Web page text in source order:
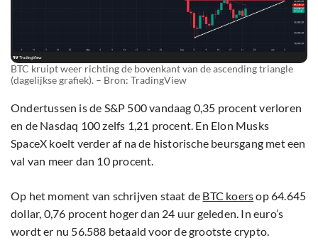
BTC kruipt weer richting de bovenkant van de ascending triangle
(dagelijkse grafiek). – Bron: TradingView
Ondertussen is de S&P 500 vandaag 0,35 procent verloren
en de Nasdaq 100 zelfs 1,21 procent. En Elon Musks
SpaceX koelt verder af na de historische beursgang met een
val van meer dan 10 procent.
Op het moment van schrijven staat de BTC koersop 64.645
dollar, 0,76 procent hoger dan 24 uur geleden. In euro’s
wordt er nu 56.588 betaald voor de grootste crypto.